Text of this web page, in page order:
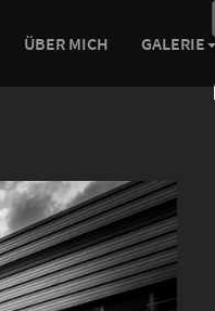
ÜBER MICH GALERIE